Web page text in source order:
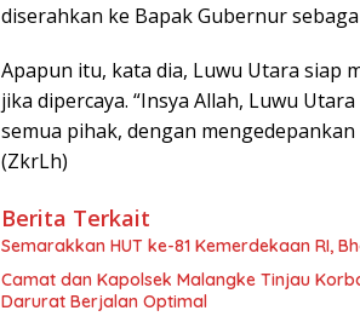
diserahkan ke Bapak Gubernur
Apapun itu, kata dia, Luwu Utara siap
jika dipercaya. “Insya Allah, Luwu
semua pihak, dengan
(ZkrLh)
Berita Terkait
Semarakkan HUT ke-81 Kemerdekaan RI,
Camat dan Kapolsek Malangke Tinjau
Darurat Berjalan Optimal